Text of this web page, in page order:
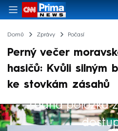
Domů Zprávy Počasí
Perný večer
hasičů: Kvůli silným
ke stovkám zásahů
Žádná položka
Výběr redakce